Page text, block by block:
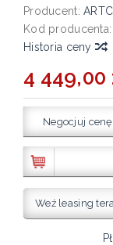
Producent:
Kod producenta:
Historia ceny
4 449,00
Negocjuj cenę
Weź leasing